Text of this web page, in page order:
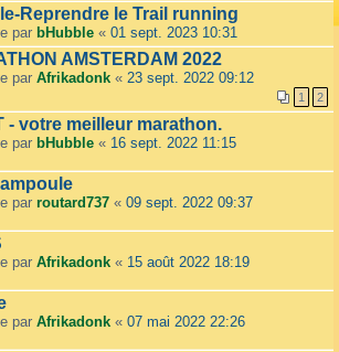
Reprendre le Trail running
par bHubble « 01 sept. 2023 10:31
AMSTERDAM 2022
par Afrikadonk « 23 sept. 2022 09:12
1 2
- votre meilleur marathon.
par bHubble « 16 sept. 2022 11:15
par routard737 « 09 sept. 2022 09:37
par Afrikadonk « 15 août 2022 18:19
par Afrikadonk « 07 mai 2022 22:26